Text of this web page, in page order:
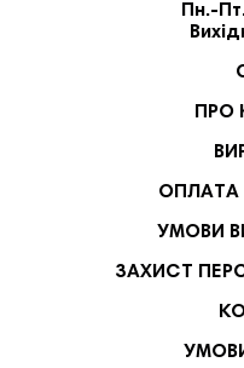
Пн.-
ПРО
ОПЛАТА
УМОВИ
ЗАХИСТ